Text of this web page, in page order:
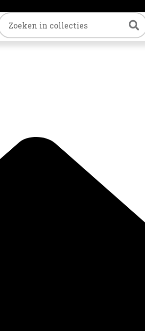
Trefwoord